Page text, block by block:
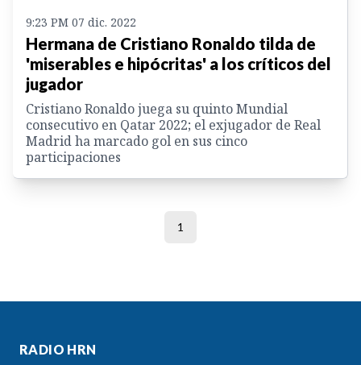
9:23 PM 07 dic. 2022
Hermana de Cristiano Ronaldo tilda de
'miserables e hipócritas' a los críticos del
jugador
Cristiano Ronaldo juega su quinto Mundial
consecutivo en Qatar 2022; el exjugador de Real
Madrid ha marcado gol en sus cinco
participaciones
1
RADIO HRN